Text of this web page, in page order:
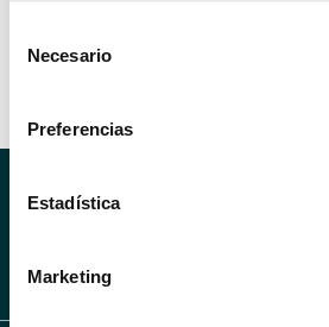
Identificar su dispositivo
Obtenga más información sobre
web con nuestros partners de
Necesario
Preferencias
Estadística
Marketing